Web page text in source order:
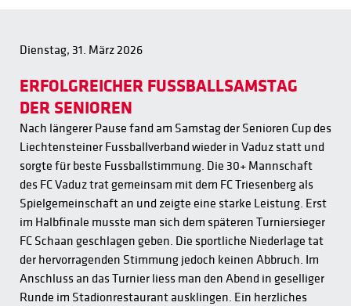
Dienstag, 31. März 2026
ERFOLGREICHER FUSSBALLSAMSTAG
DER SENIOREN
Nach längerer Pause fand am Samstag der Senioren Cup des
Liechtensteiner Fussballverband wieder in Vaduz statt und
sorgte für beste Fussballstimmung. Die 30+ Mannschaft
des FC Vaduz trat gemeinsam mit dem FC Triesenberg als
Spielgemeinschaft an und zeigte eine starke Leistung. Erst
im Halbfinale musste man sich dem späteren Turniersieger
FC Schaan geschlagen geben. Die sportliche Niederlage tat
der hervorragenden Stimmung jedoch keinen Abbruch. Im
Anschluss an das Turnier liess man den Abend in geselliger
Runde im Stadionrestaurant ausklingen. Ein herzliches